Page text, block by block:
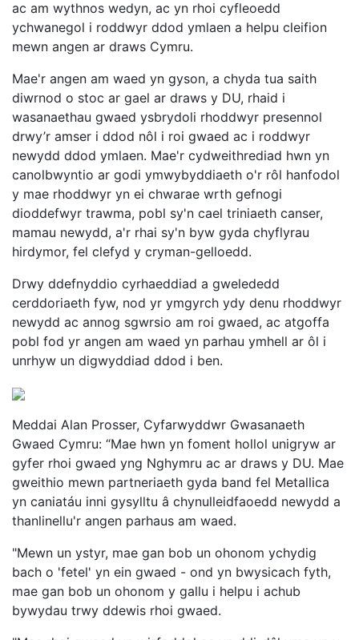
ac am wythnos wedyn, ac yn rhoi cyfleoedd
ychwanegol i roddwyr ddod ymlaen a helpu cleifion
mewn angen ar draws Cymru.
Mae'r angen am waed yn gyson, a chyda tua saith
diwrnod o stoc ar gael ar draws y DU, rhaid i
wasanaethau gwaed ysbrydoli rhoddwyr presennol
drwy’r amser i ddod nôl i roi gwaed ac i roddwyr
newydd ddod ymlaen. Mae'r cydweithrediad hwn yn
canolbwyntio ar godi ymwybyddiaeth o'r rôl hanfodol
y mae rhoddwyr yn ei chwarae wrth gefnogi
dioddefwyr trawma, pobl sy'n cael triniaeth canser,
mamau newydd, a'r rhai sy'n byw gyda chyflyrau
hirdymor, fel clefyd y cryman-gelloedd.
Drwy ddefnyddio cyrhaeddiad a gwelededd
cerddoriaeth fyw, nod yr ymgyrch ydy denu rhoddwyr
newydd ac annog sgwrsio am roi gwaed, ac atgoffa
pobl fod yr angen am waed yn parhau ymhell ar ôl i
unrhyw un digwyddiad ddod i ben.
Meddai Alan Prosser, Cyfarwyddwr Gwasanaeth
Gwaed Cymru: “Mae hwn yn foment hollol unigryw ar
gyfer rhoi gwaed yng Nghymru ac ar draws y DU. Mae
gweithio mewn partneriaeth gyda band fel Metallica
yn caniatáu inni gysylltu â chynulleidfaoedd newydd a
thanlinellu'r angen parhaus am waed.
"Mewn un ystyr, mae gan bob un ohonom ychydig
bach o 'fetel' yn ein gwaed - ond yn bwysicach fyth,
mae gan bob un ohonom y gallu i helpu i achub
bywydau trwy ddewis rhoi gwaed.